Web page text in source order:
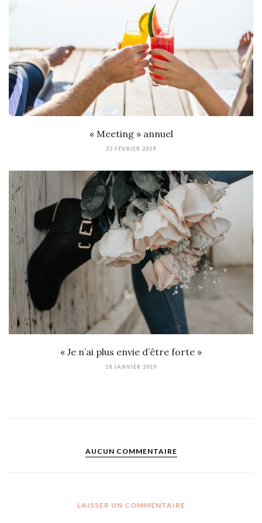
« Meeting » annuel
23 FÉVRIER 2019
« Je n’ai plus envie d’être forte »
18 JANVIER 2019
AUCUN COMMENTAIRE
LAISSER UN COMMENTAIRE